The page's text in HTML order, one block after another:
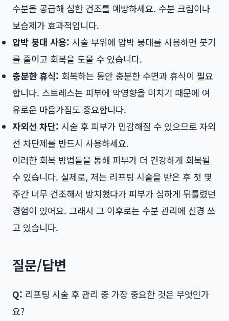
수분을 공급해 심한 건조를 예방하세요. 수분 크림이나
보습제가 효과적입니다.
압박 붕대 사용: 시술 부위에 압박 붕대를 사용하면 붓기
를 줄이고 회복을 도울 수 있습니다.
충분한 휴식: 회복하는 동안 충분한 수면과 휴식이 필요
합니다. 스트레스는 피부에 악영향을 미치기 때문에 여
유로운 마음가짐도 중요합니다.
자외선 차단: 시술 후 피부가 민감해질 수 있으므로 자외
선 차단제를 반드시 사용하세요.
이러한 회복 방법들을 통해 피부가 더 건강하게 회복될
수 있습니다. 실제로, 저는 리프팅 시술을 받은 후 첫 몇
주간 너무 건조해서 방치했다가 피부가 심하게 뒤틀렸던
경험이 있어요. 그래서 그 이후로는 수분 관리에 신경 쓰
고 있습니다.
질문/답변
Q: 리프팅 시술 후 관리 중 가장 중요한 것은 무엇인가
요?